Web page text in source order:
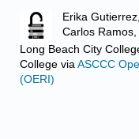
Erika
Carlos
Long Beach City
Collegevia ASCCC
(OERI)